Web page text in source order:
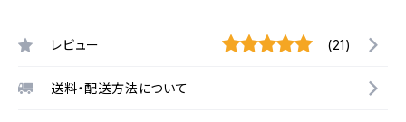
レビュー (21)
送料・配送方法について